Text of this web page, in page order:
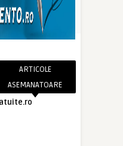
ARTICOLE
ASEMANATOARE